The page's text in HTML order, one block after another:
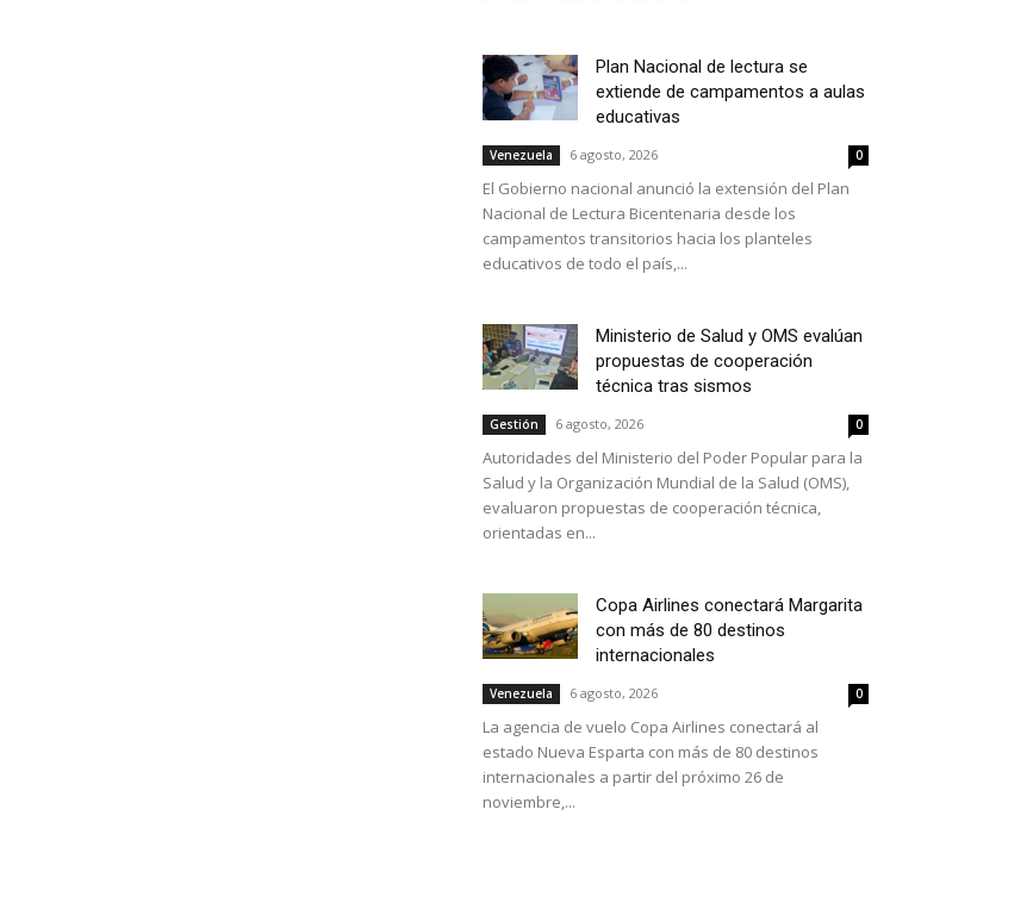
Plan Nacional de lectura se
extiende de campamentos a aulas
educativas
Venezuela 6 agosto, 2026 0
El Gobierno nacional anunció la extensión del Plan
Nacional de Lectura Bicentenaria desde los
campamentos transitorios hacia los planteles
educativos de todo el país,...
Ministerio de Salud y OMS evalúan
propuestas de cooperación
técnica tras sismos
Gestión 6 agosto, 2026 0
Autoridades del Ministerio del Poder Popular para la
Salud y la Organización Mundial de la Salud (OMS),
evaluaron propuestas de cooperación técnica,
orientadas en...
Copa Airlines conectará Margarita
con más de 80 destinos
internacionales
Venezuela 6 agosto, 2026 0
La agencia de vuelo Copa Airlines conectará al
estado Nueva Esparta con más de 80 destinos
internacionales a partir del próximo 26 de
noviembre,...